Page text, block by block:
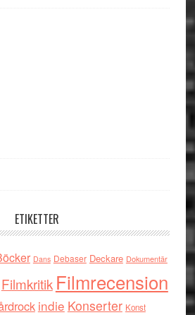
ETIKETTER
Dans Debaser Deckare Dokumentär
Filmkritik Filmrecension
indie Konserter Konst